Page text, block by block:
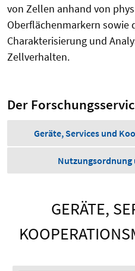
von Zellen anhand von
Oberflächenmarkern sowie
Charakterisierung und
Zellverhalten.
Der
Geräte, Services und
Nutzungsordnung
GERÄTE,